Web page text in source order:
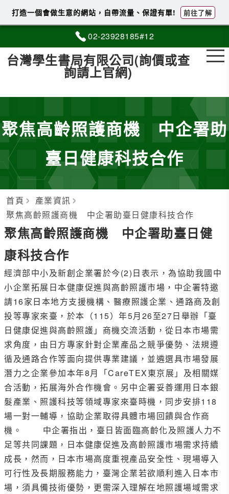
02-23928185#12
台灣學生書局有限公司(詢價或查
詢請上官網)
聚焦高齡照護商機 中企署助
臺日健康科技合作
首頁
產業資訊
聚焦高齡照護商機 中企署助臺日健康科技合作
聚焦高齡照護商機 中企署助臺日健
康科技合作
經濟部中小及新創企業署於今(2)日表示，為協助我國中
小企業拓展日本健康促進與高齡照護市場，中企署特邀
請16家日本地方支援機構、醫療照護企業、通路商及創
投等專家來臺，於本（115）年5月26至27日舉辦「臺
日健康促進與高齡照護」商機交流活動，從日本市場需
求角度，由日方專家針對企業產品之競爭優勢、法規遵
循及通路合作等面向提供專業建議，並遴選具市場發展
潛力之企業參加本年8月「CareTEX東京展」及相關媒
合活動，拓展海外合作機會。另中企署妥善運用日本銀
髮產業、照護科技等領域專家來臺時機，同步安排118
場一對一輔導，協助企業取得具體市場回饋與合作商
機。 中企署指出，臺日皆面臨高齡化及照護人力不
足等共同課題，日本健康促進及高齡照護市場需求持續
成長，然而，日本市場高度重視產品安全性、現場導入
可行性及長期服務能力，臺灣企業若欲順利進入日本市
場，須具備技術優勢，更需深入理解在地照護場域需求
打造一個會做生意的網站，自帶流量、保證有單! 前往了解